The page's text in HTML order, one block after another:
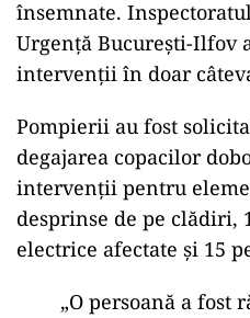
însemnate.
Urgență București-Ilfov
intervenții în doar
Pompierii au fost
degajarea copacilor
intervenții pentru
desprinse de pe clădiri,
electrice afectate și 15
„O persoană a fost